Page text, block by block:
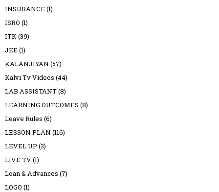
INSURANCE (1)
ISRO (1)
ITK(39)
JEE (1)
KALANJIYAN (57)
Kalvi Tv Videos (44)
LAB ASSISTANT(8)
LEARNING OUTCOMES (8)
Leave Rules (6)
LESSON PLAN (116)
LEVEL UP (3)
LIVE TV(1)
Loan & Advances (7)
LOGO (1)